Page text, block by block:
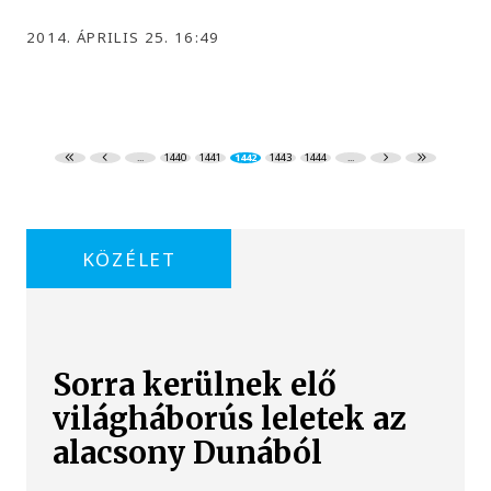
2014. ÁPRILIS 25. 16:49
... 1440 1441 1442 1443 1444 ...
KÖZÉLET
Sorra kerülnek elő
világháborús leletek az
alacsony Dunából